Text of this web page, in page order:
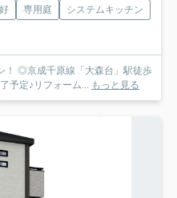
専用庭
システムキッチン
！ ◎京成千原線「大森台」駅徒歩
予定♪リフォーム... もっと見る